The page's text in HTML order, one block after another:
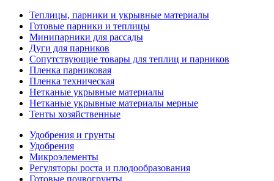
Теплицы, парники и укрывные материалы
Готовые парники и теплицы
Минипарники для рассады
Дуги для парников
Сопутствующие товары для теплиц и парников
Пленка парниковая
Пленка техническая
Нетканые укрывные материалы
Нетканые укрывные материалы мерные
Тенты хозяйственные
Удобрения и грунты
Удобрения
Микроэлементы
Регуляторы роста и плодообразования
Готовые почвогрунты